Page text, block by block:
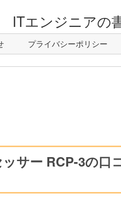
ITエンジニアの
プライバシーポリシー
サー RCP-3の口